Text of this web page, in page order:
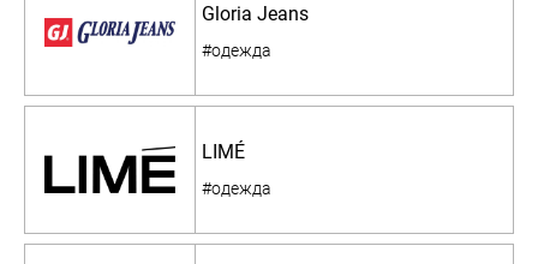
Gloria Jeans
#одежда
LIMÉ
#одежда